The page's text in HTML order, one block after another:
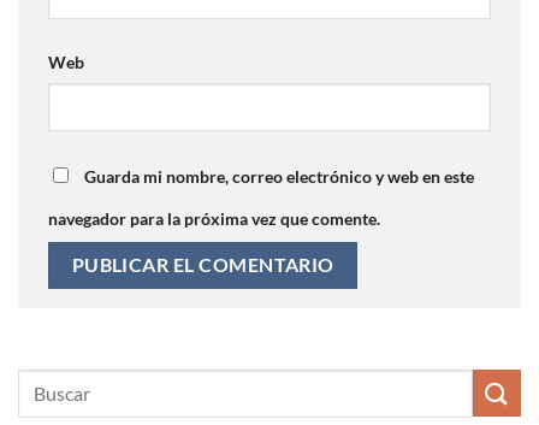
Web
Guarda mi nombre, correo electrónico y web en este
navegador para la próxima vez que comente.